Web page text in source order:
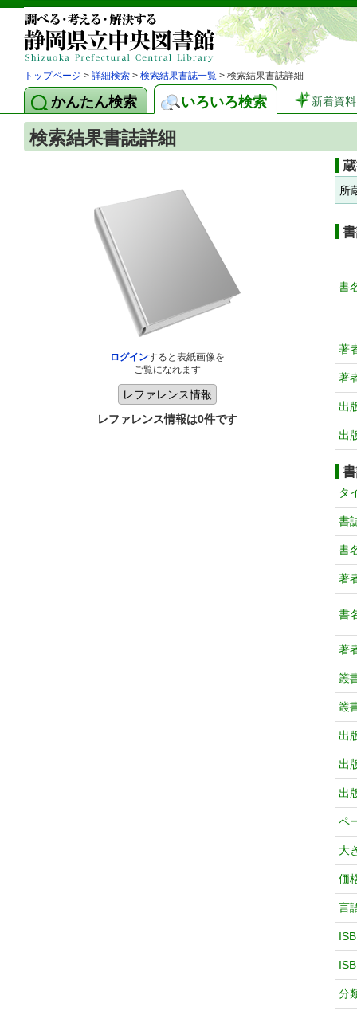
トップページ > 詳細検索 > 検索結果書誌一覧 > 検索結果書誌詳細
かんたん検索 いろいろ検索 新着資料
検索結果書誌詳細
ログインすると表紙画像を
ご覧になれます
レファレンス情報は0件です
所
書
著
著
出
出
タ
書
書
著
書
著
叢
叢
出
出
出
ペ
大
価
言
分